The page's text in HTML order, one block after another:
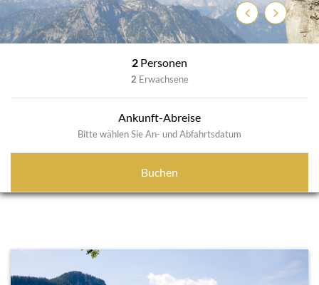
ZurückWeiter
2 Personen
2 Erwachsene
Ankunft-Abreise
Bitte wählen Sie An- und Abfahrtsdatum
Buchen